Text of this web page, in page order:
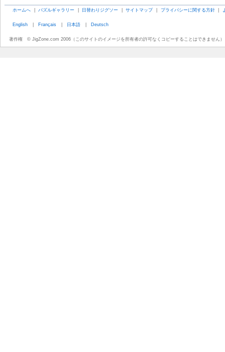
ホームへ | パズルギャラリー | 日替わりジグソー | サイトマップ | プライバシーに関する方針 |
English | Français | 日本語 | Deutsch
著作権 © JigZone.com 2006（このサイトのイメージを所有者の許可なくコピーすることはできません）